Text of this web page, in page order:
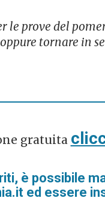
le prove del
tornare in
gratuita
è possibile
ed essere